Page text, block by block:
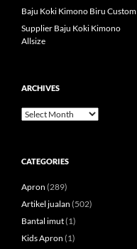
Baju Koki Kimono Biru Custom
Supplier Baju Koki Kimono
Allsize
ARCHIVES
Archives
CATEGORIES
Apron (289)
Artikel jualan (502)
Bantal imut(1)
Kids Apron (1)